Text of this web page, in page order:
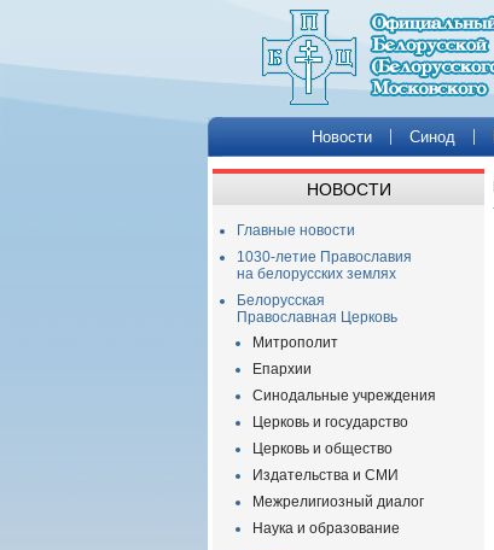
Новости Синод
НОВОСТИ
Главные новости
1030-летие Православия
на белорусских землях
Белорусская
Православная Церковь
Митрополит
Епархии
Синодальные учреждения
Церковь и государство
Церковь и общество
Издательства и СМИ
Межрелигиозный диалог
Наука и образование